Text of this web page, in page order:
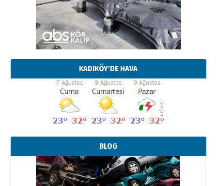
KADIKÖY'DE HAVA
BLOG
Neşat YALÇIN
Paranın Aile Kültüründeki Yeri
03 Ağustos 2026 Pazartesi